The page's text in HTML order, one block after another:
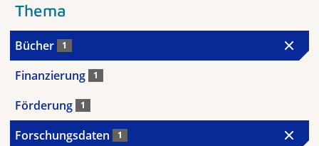
Thema
Bücher 1
Finanzierung 1
Förderung 1
Forschungsdaten 1